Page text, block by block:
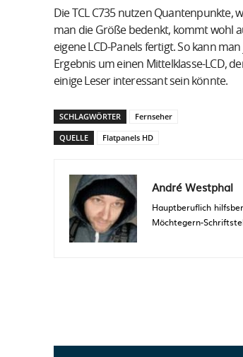
Die TCL C735 nutzen Quantenpunkte,
man die Größe bedenkt, kommt wohl
eigene LCD-Panels fertigt. So kann
Ergebnis um einen Mittelklasse-LCD,
einige Leser interessant sein könnte.
SCHLAGWÖRTER
Fernseher
QUELLE
Flatpanels HD
André Westphal
Hauptberuflich
Möchtegern-